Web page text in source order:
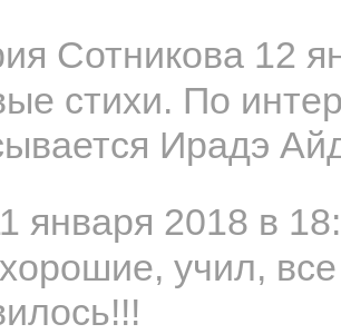
Сотникова 12
стихи. По
Ирадэ
января 2018 в
учил,